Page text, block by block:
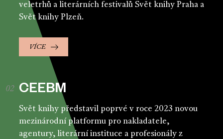
veletrhů a literárních festivalů Svět knihy Praha a
Svět knihy Plzeň.
VÍCE
CEEBM
Svět knihy představil poprvé v roce 2023 novou
mezinárodní platformu pro nakladatele,
agentury, literární instituce a profesionály z